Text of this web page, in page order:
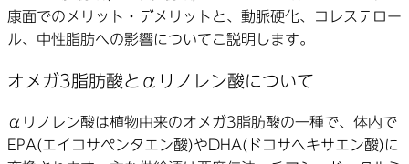
康面でのメリット・デメリットと、動脈硬化、コレステロー
ル、中性脂肪への影響についてご説明します。
オメガ3脂肪酸とαリノレン酸について
αリノレン酸は植物由来のオメガ3脂肪酸の一種で、体内で
EPA(エイコサペンタエン酸)やDHA(ドコサヘキサエン酸)に